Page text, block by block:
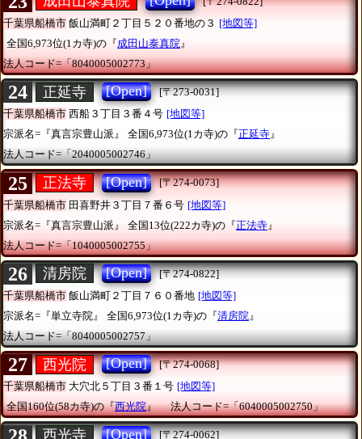
千葉県船橋市 飯山満町２丁目５２０番地の３ [地図等]
全国6,973位(1カ寺)の『成田山泰真院 』
法人コード=「8040005002773」
24 正延寺 [Open]
[〒273-0031]
千葉県船橋市 西船３丁目３番４号 [地図等]
宗派名=『真言宗豊山派』
全国6,973位(1カ寺)の『正延寺』
法人コード=「2040005002746」
25 正法寺 [Open]
[〒274-0073]
千葉県船橋市 田喜野井３丁目７番６号 [地図等]
宗派名=『真言宗豊山派』
全国13位(222カ寺)の『正法寺 』
法人コード=「1040005002755」
26 清房院 [Open]
[〒274-0822]
千葉県船橋市 飯山満町２丁目７６０番地 [地図等]
宗派名=『単立寺院』
全国6,973位(1カ寺)の『清房院 』
法人コード=「8040005002757」
27 西光院 [Open]
[〒274-0068]
千葉県船橋市 大穴北５丁目３番１号 [地図等]
全国160位(58カ寺)の『西光院』 法人コード=「6040005002750」
西光寺 [Open] [〒274-0062]